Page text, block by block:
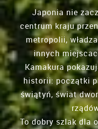
Japonia nie
centrum kraju
metropolii,
innych
Kamakura
historii: początki
świątyń, świat
To dobry szlak dla